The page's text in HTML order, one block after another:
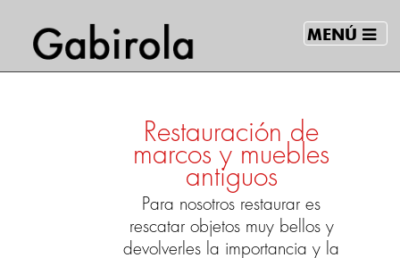
MENÚ
Restauración de
marcos y muebles
antiguos
Para nosotros restaurar es
rescatar objetos muy bellos y
devolverles la importancia y la